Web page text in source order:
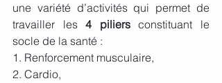
une variété d’activités qui permet de
travailler les 4 piliers constituant le
socle de la santé :
1. Renforcement musculaire,
2. Cardio,